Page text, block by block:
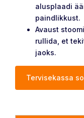
alusplaadi
paindlikkust.
Avaust
rullida, et
jaoks.
Tervisekassa